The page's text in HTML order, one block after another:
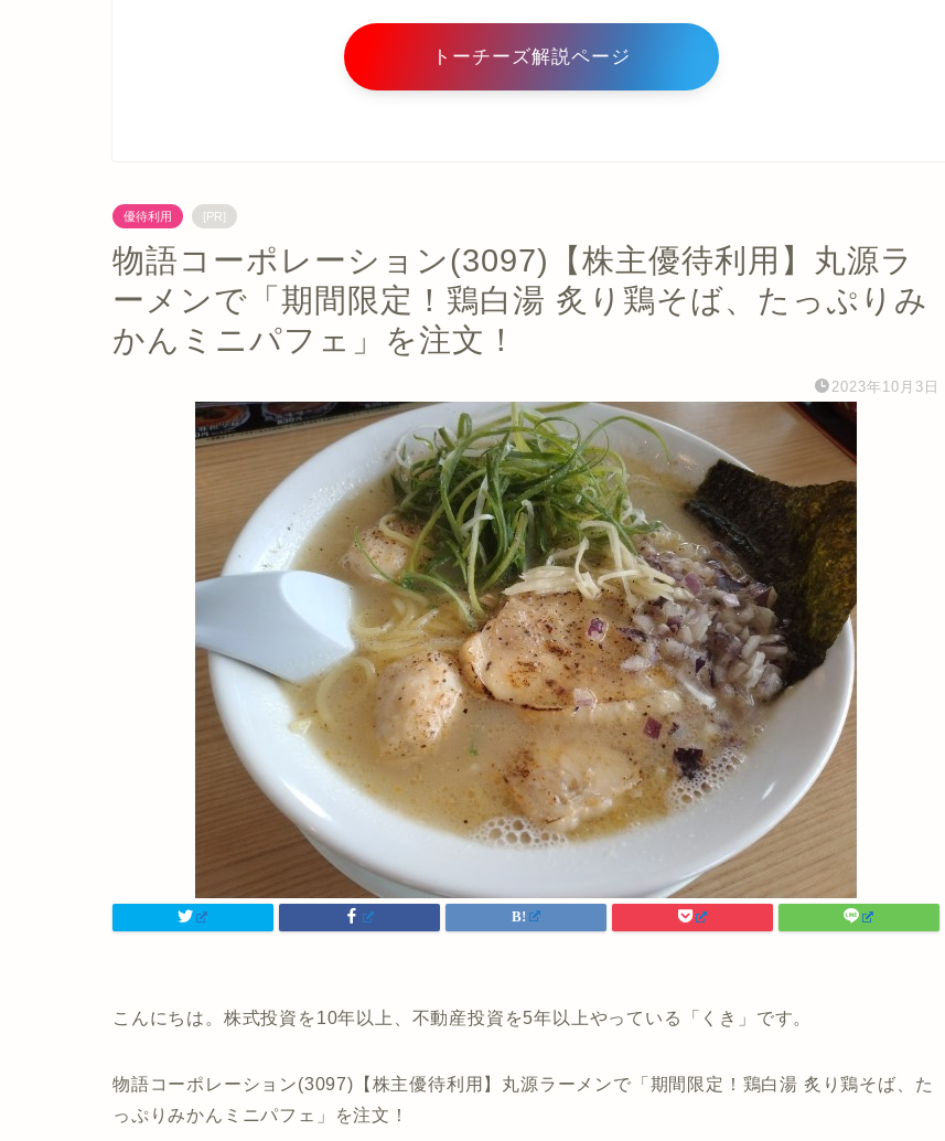
トーチーズ解説ページ
優待利用 [PR]
物語コーポレーション(3097)【株主優待利用】丸源ラ
ーメンで「期間限定！鶏白湯 炙り鶏そば、たっぷりみ
かんミニパフェ」を注文！
2023年10月3日
こんにちは。株式投資を10年以上、不動産投資を5年以上やっている「くき」です。
物語コーポレーション(3097)【株主優待利用】丸源ラーメンで「期間限定！鶏白湯 炙り鶏そば、た
っぷりみかんミニパフェ」を注文！